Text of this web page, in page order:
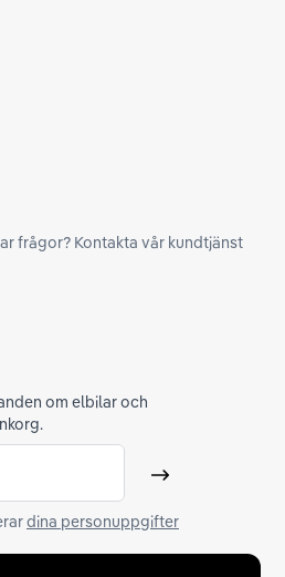
frågor? Kontakta vår kundtjänst
om elbilar och
Skicka
dina personuppgifter